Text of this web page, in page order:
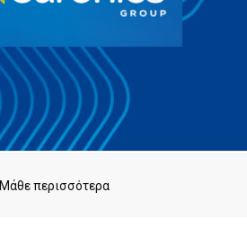
Μάθε περισσότερα